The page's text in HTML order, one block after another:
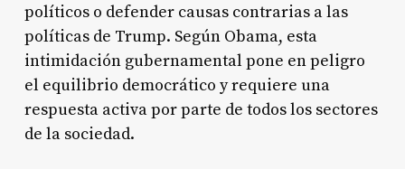
políticos o defender causas contrarias a las
políticas de Trump. Según Obama, esta
intimidación gubernamental pone en peligro
el equilibrio democrático y requiere una
respuesta activa por parte de todos los sectores
de la sociedad.